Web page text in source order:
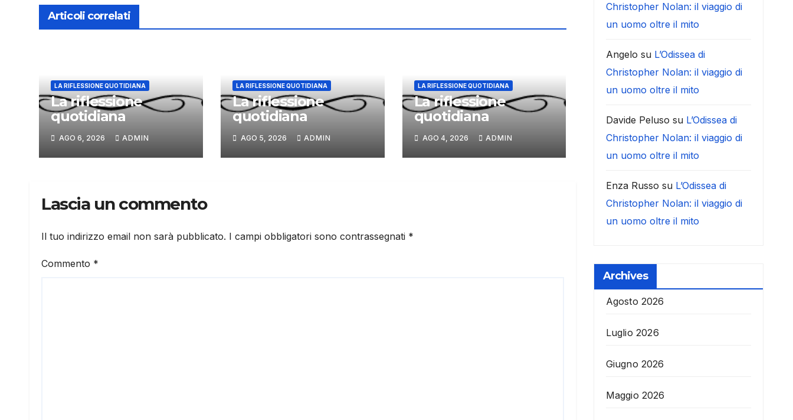
Articoli correlati
LA RIFLESSIONE QUOTIDIANA
La riflessione
quotidiana
AGO 6, 2026 ADMIN
LA RIFLESSIONE QUOTIDIANA
La riflessione
quotidiana
AGO 5, 2026 ADMIN
LA RIFLESSIONE QUOTIDIANA
La riflessione
quotidiana
AGO 4, 2026 ADMIN
Lascia un commento
Il tuo indirizzo email non sarà pubblicato. I campi obbligatori sono contrassegnati *
Commento *
Christopher Nolan: il viaggio di
un uomo oltre il mito
Angelo su L’Odissea di
Christopher Nolan: il viaggio di
un uomo oltre il mito
Davide Peluso su L’Odissea di
Christopher Nolan: il viaggio di
un uomo oltre il mito
Enza Russo su L’Odissea di
Christopher Nolan: il viaggio di
un uomo oltre il mito
Archives
Agosto 2026
Luglio 2026
Giugno 2026
Maggio 2026